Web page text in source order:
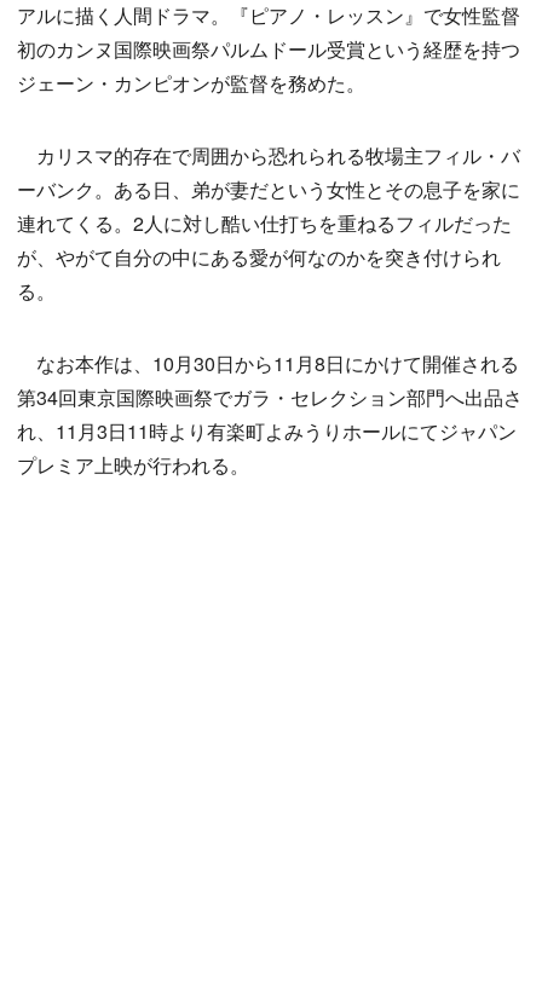
アルに描く人間ドラマ。『ピアノ・レッスン』で女性監督
初のカンヌ国際映画祭パルムドール受賞という経歴を持つ
ジェーン・カンピオンが監督を務めた。
カリスマ的存在で周囲から恐れられる牧場主フィル・バ
ーバンク。ある日、弟が妻だという女性とその息子を家に
連れてくる。2人に対し酷い仕打ちを重ねるフィルだった
が、やがて自分の中にある愛が何なのかを突き付けられ
る。
なお本作は、10月30日から11月8日にかけて開催される
第34回東京国際映画祭でガラ・セレクション部門へ出品さ
れ、11月3日11時より有楽町よみうりホールにてジャパン
プレミア上映が行われる。